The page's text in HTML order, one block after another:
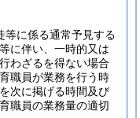
等に係る通常予見する
に伴い、一時的又は
わざるを得ない場合
職員が業務を行う時
次に掲げる時間及び
職員の業務量の適切